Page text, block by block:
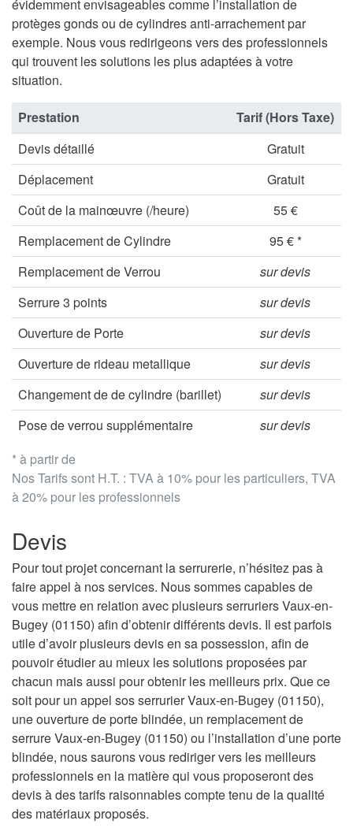
évidemment envisageables comme l’installation de
protèges gonds ou de cylindres anti-arrachement par
exemple. Nous vous redirigeons vers des professionnels
qui trouvent les solutions les plus adaptées à votre
situation.
* à partir de
Nos Tarifs sont H.T. : TVA à 10% pour les particuliers, TVA
à 20% pour les professionnels
Prestation
Tarif (Hors Taxe)
Devis détaillé
Gratuit
Déplacement
Gratuit
Coût de la mainœuvre (/heure)
55 €
Remplacement de Cylindre
95 € *
Remplacement de Verrou
sur devis
Serrure 3 points
sur devis
Ouverture de Porte
sur devis
Ouverture de rideau metallique
sur devis
Changement de de cylindre (barillet)
sur devis
Pose de verrou supplémentaire
sur devis
Devis
Pour tout projet concernant la serrurerie, n’hésitez pas à
faire appel à nos services. Nous sommes capables de
vous mettre en relation avec plusieurs serruriers Vaux-en-
Bugey (01150) afin d’obtenir différents devis. Il est parfois
utile d’avoir plusieurs devis en sa possession, afin de
pouvoir étudier au mieux les solutions proposées par
chacun mais aussi pour obtenir les meilleurs prix. Que ce
soit pour un appel sos serrurier Vaux-en-Bugey (01150),
une ouverture de porte blindée, un remplacement de
serrure Vaux-en-Bugey (01150) ou l’installation d’une porte
blindée, nous saurons vous rediriger vers les meilleurs
professionnels en la matière qui vous proposeront des
devis à des tarifs raisonnables compte tenu de la qualité
des matériaux proposés.